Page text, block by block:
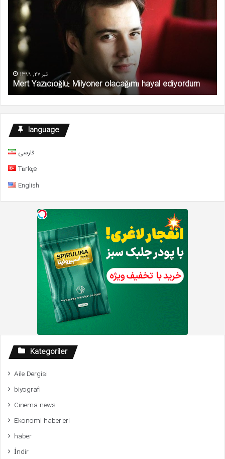
Milyoner
olacağımı
hayal
ediyordum
تیر 27, 1399
Mert Yazıcıoğlu: Milyoner olacağımı hayal ediyordum
language
فارسی
Türkçe
English
Kategoriler
Aile Dergisi
biyografi
Cinema news
Ekonomi haberleri
haber
İndir